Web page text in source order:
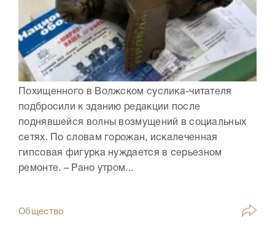
Похищенного в Волжском суслика-читателя
подбросили к зданию редакции после
поднявшейся волны возмущений в социальных
сетях. По словам горожан, искалеченная
гипсовая фигурка нуждается в серьезном
ремонте. – Рано утром...
Общество